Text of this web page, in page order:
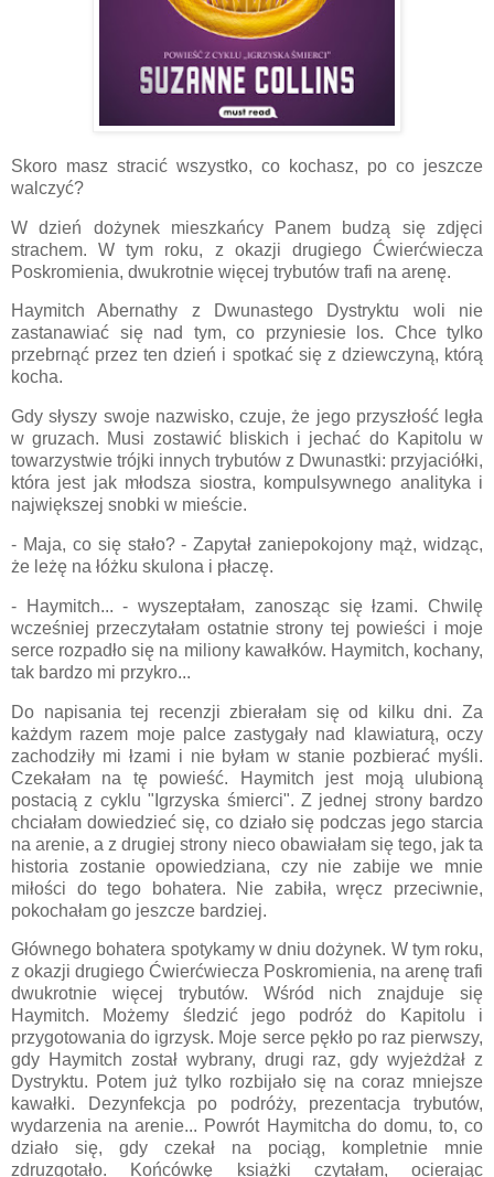
Skoro masz stracić wszystko, co kochasz, po co jeszcze
walczyć?
W dzień dożynek mieszkańcy Panem budzą się zdjęci
strachem. W tym roku, z okazji drugiego Ćwierćwiecza
Poskromienia, dwukrotnie więcej trybutów trafi na arenę.
Haymitch Abernathy z Dwunastego Dystryktu woli nie
zastanawiać się nad tym, co przyniesie los. Chce tylko
przebrnąć przez ten dzień i spotkać się z dziewczyną, którą
kocha.
Gdy słyszy swoje nazwisko, czuje, że jego przyszłość legła
w gruzach. Musi zostawić bliskich i jechać do Kapitolu w
towarzystwie trójki innych trybutów z Dwunastki: przyjaciółki,
która jest jak młodsza siostra, kompulsywnego analityka i
największej snobki w mieście.
- Maja, co się stało? - Zapytał zaniepokojony mąż, widząc,
że leżę na łóżku skulona i płaczę.
- Haymitch... - wyszeptałam, zanosząc się łzami. Chwilę
wcześniej przeczytałam ostatnie strony tej powieści i moje
serce rozpadło się na miliony kawałków. Haymitch, kochany,
tak bardzo mi przykro...
Do napisania tej recenzji zbierałam się od kilku dni. Za
każdym razem moje palce zastygały nad klawiaturą, oczy
zachodziły mi łzami i nie byłam w stanie pozbierać myśli.
Czekałam na tę powieść. Haymitch jest moją ulubioną
postacią z cyklu "Igrzyska śmierci". Z jednej strony bardzo
chciałam dowiedzieć się, co działo się podczas jego starcia
na arenie, a z drugiej strony nieco obawiałam się tego, jak ta
historia zostanie opowiedziana, czy nie zabije we mnie
miłości do tego bohatera. Nie zabiła, wręcz przeciwnie,
pokochałam go jeszcze bardziej.
Głównego bohatera spotykamy w dniu dożynek. W tym roku,
z okazji drugiego Ćwierćwiecza Poskromienia, na arenę trafi
dwukrotnie więcej trybutów. Wśród nich znajduje się
Haymitch. Możemy śledzić jego podróż do Kapitolu i
przygotowania do igrzysk. Moje serce pękło po raz pierwszy,
gdy Haymitch został wybrany, drugi raz, gdy wyjeżdżał z
Dystryktu. Potem już tylko rozbijało się na coraz mniejsze
kawałki. Dezynfekcja po podróży, prezentacja trybutów,
wydarzenia na arenie... Powrót Haymitcha do domu, to, co
działo się, gdy czekał na pociąg, kompletnie mnie
zdruzgotało. Końcówkę książki czytałam, ocierając